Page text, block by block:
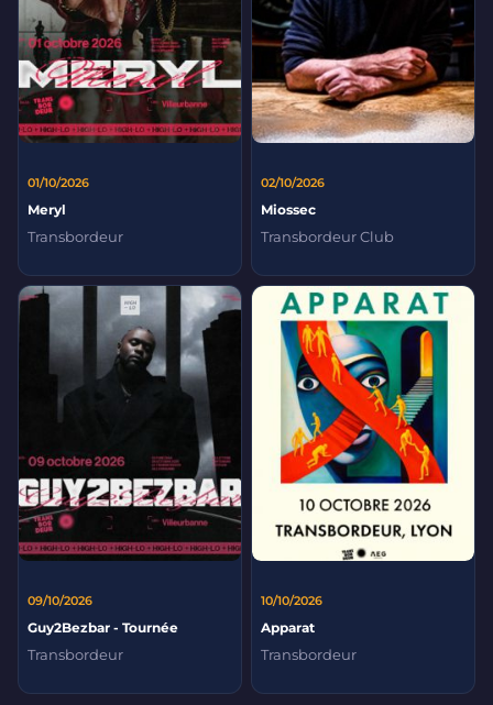
01/10/2026
Meryl
Transbordeur
02/10/2026
Miossec
Transbordeur Club
09/10/2026
Guy2Bezbar - Tournée
Transbordeur
10/10/2026
Apparat
Transbordeur